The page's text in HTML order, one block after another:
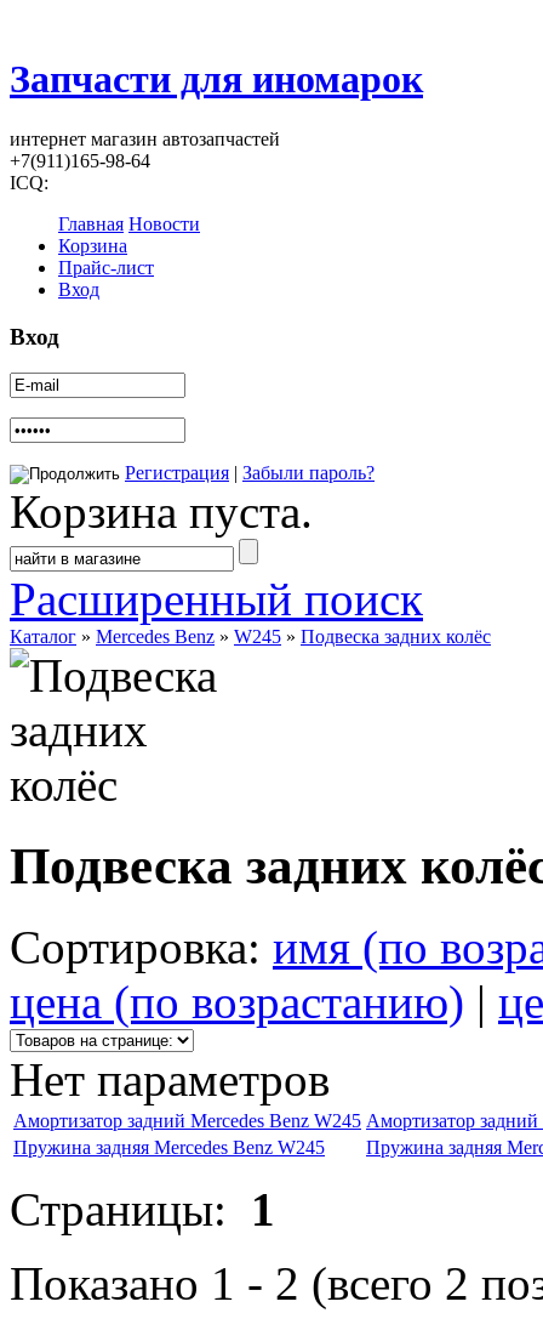
Запчасти для иномарок
интернет магазин автозапчастей
+7(911)165-98-64
ICQ:
Главная Новости
Корзина
Прайс-лист
Вход
Вход
Регистрация | Забыли пароль?
Корзина пуста.
Расширенный поиск
Каталог » Mercedes Benz » W245 » Подвеска задних колёс
Подвеска задних
Сортировка: имя (по
цена (по возрастанию) |
Нет параметров
Амортизатор задний Mercedes Benz W245 Амортизатор
Пружина задняя Mercedes Benz W245
Пружина задняя
Страницы: 1
Показано 1 - 2 (всего 2